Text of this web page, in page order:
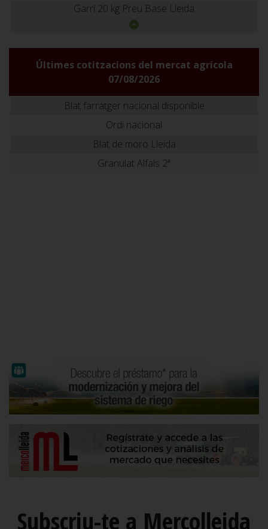
Garrí 20 kg Preu Base Lleida
Últimes cotitzacions del mercat agrícola
07/08/2026
Blat farratger nacional disponible
Ordi nacional
Blat de moro Lleida
Granulat Alfals 2ª
Subscriu-te a Mercolleida